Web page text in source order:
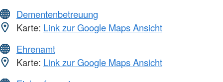
Dementenbetreuung
Karte: Link zur Google Maps Ansicht
Ehrenamt
Karte: Link zur Google Maps Ansicht